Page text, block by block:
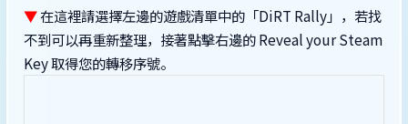
▼在這裡請選擇左邊的遊戲清單中的「DiRT Rally」，若找
不到可以再重新整理，接著點擊右邊的 Reveal your Steam
Key 取得您的轉移序號。